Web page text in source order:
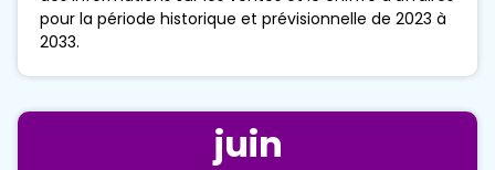
pour la période historique et prévisionnelle de 2023 à
2033.
juin